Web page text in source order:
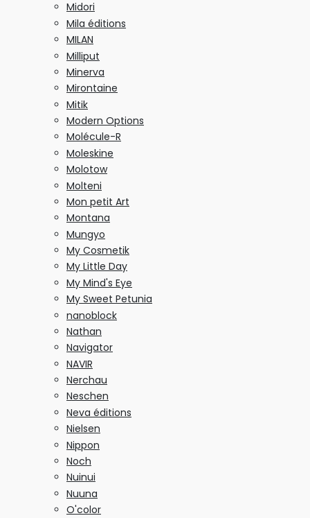
Midori
Mila éditions
MILAN
Milliput
Minerva
Mirontaine
Mitik
Modern Options
Molécule-R
Moleskine
Molotow
Molteni
Mon petit Art
Montana
Mungyo
My Cosmetik
My Little Day
My Mind's Eye
My Sweet Petunia
nanoblock
Nathan
Navigator
NAVIR
Nerchau
Neschen
Neva éditions
Nielsen
Nippon
Noch
Nuinui
Nuuna
O'color